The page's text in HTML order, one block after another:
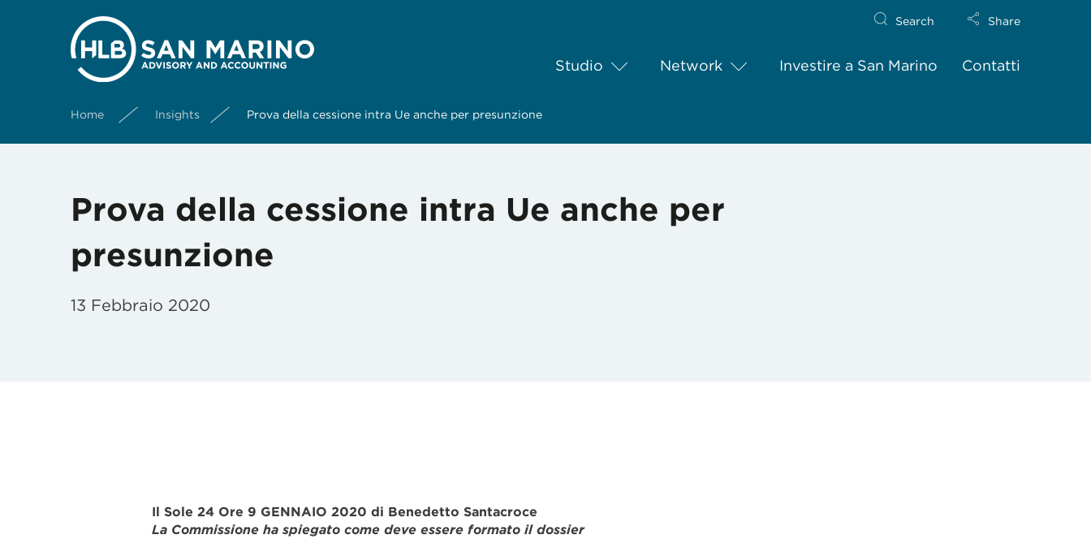
Studio Network Investire a San Marino Contatti
Search Share
Home Insights Prova della cessione intra Ue anche per presunzione
Prova della cessione intra Ue anche per
presunzione
13 Febbraio 2020
Il Sole 24 Ore 9 GENNAIO 2020 di Benedetto Santacroce
La Commissione ha spiegato come deve essere formato il dossier